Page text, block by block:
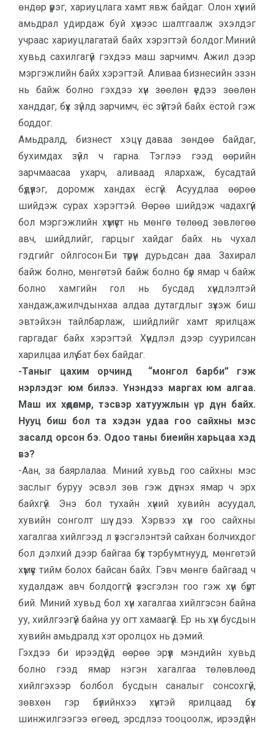
өндөр үүрэг, хариуцлага хамт явж байдаг. Олон хүний
амьдрал удирдаж буй хүнээс шалтгаалж эхэлдэг
учраас хариуцлагатай байх хэрэгтэй болдог.Миний
хувьд сахилгагүй гэхдээ маш зарчимч. Ажил дээр
мэргэжлийн байх хэрэгтэй. Аливаа бизнесийн эзэн
нь байж болно гэхдээ хүн зөөлөн үедээ зөөлөн
ханддаг, бүх зүйлд зарчимч, ёс зүйтэй байх ёстой гэж
боддог.
Амьдралд, бизнест хэцүү даваа зөндөө байдаг,
бухимдах зүйл ч гарна. Тэглээ гээд өөрийн
зарчмаасаа ухарч, аливаад ялархаж, бусадтай
бүдүүлэг, доромж хандах ёсгүй. Асуудлаа өөрөө
шийдэж сурах хэрэгтэй. Өөрөө шийдэж чадахгүй
бол мэргэжлийн хүмүүст нь мөнгө төлөөд зөвлөгөө
авч, шийдлийг, гарцыг хайдаг байх нь чухал
гэдгийг ойлгосон.Би түрүүн дурьдсан даа. Захирал
байж болно, мөнгөтэй байж болно бүр ямар ч байж
болно хамгийн гол нь бусдад хүндлэлтэй
хандаж,ажилчдынхаа алдаа дутагдлыг зүхэж биш
эвтэйхэн тайлбарлаж, шийдлийг хамт ярилцаж
гаргадаг байх хэрэгтэй. Хүндлэл дээр суурилсан
харилцаа илүү бат бөх байдаг.
-Таныг цахим орчинд “монгол барби” гэж
нэрлэдэг юм билээ. Үнэндээ маргах юм алгаа.
Маш их хөдөлмөр, тэсвэр хатуужлын үр дүн байх.
Нууц биш бол та хэдэн удаа гоо сайхны мэс
засалд орсон бэ. Одоо таны биеийн харьцаа хэд
вэ?
-Аан, за баярлалаа. Миний хувьд гоо сайхны мэс
заслыг буруу эсвэл зөв гэж дүгнэх ямар ч эрх
байхгүй. Энэ бол тухайн хүний хувийн асуудал,
хувийн сонголт шүү дээ. Хэрвээ хүн гоо сайхны
хагалгаа хийлгээд л үзэсгэлэнтэй сайхан болчихдог
бол дэлхий дээр байгаа бүх тэрбумтнууд, мөнгөтэй
хүмүүс тийм болох байсан байх. Гэвч мөнгө байгаад ч
худалдаж авч болдоггүй үзэсгэлэн гоо гэж хүн бүрт
бий. Миний хувьд бол хүн хагалгаа хийлгэсэн байна
уу, хийлгээгүй байна уу огт хамаагүй. Ер нь хүн бусдын
хувийн амьдралд хэт оролцох нь дэмий.
Гэхдээ би ирээдүйд өөрөө эрүүл мэндийн хувьд
болно гээд ямар нэгэн хагалгаа төлөвлөөд
хийлгэхээр болбол бусдын саналыг сонсохгүй,
зөвхөн гэр бүлийнхээ хүнтэй ярилцаад бүх
шинжилгээгээ өгөөд, эрсдлээ тооцоолж, ирээдүйн